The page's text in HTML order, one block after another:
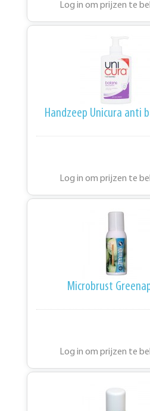
Log in om prijzen te
Handzeep Unicura anti
Log in om prijzen te
Microbrust
Log in om prijzen te